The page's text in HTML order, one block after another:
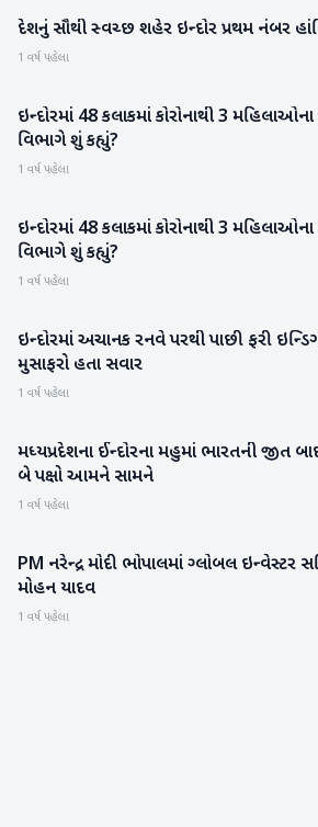
રાષ્ટ્રીય
દેશનું સૌથી સ્‍વચ્‍છ શહેર ઇન્‍દોર પ્રથમ નંબર
1 વર્ષ પહેલા
રાષ્ટ્રીય
ઇન્દોરમાં 48 કલાકમાં કોરોનાથી 3
વિભાગે શું કહ્યું?
1 વર્ષ પહેલા
રાષ્ટ્રીય
ઇન્દોરમાં 48 કલાકમાં કોરોનાથી 3
વિભાગે શું કહ્યું?
1 વર્ષ પહેલા
રાષ્ટ્રીય
ઇન્દોરમાં અચાનક રનવે પરથી પાછી ફરી
મુસાફરો હતા સવાર
1 વર્ષ પહેલા
રાષ્ટ્રીય
મધ્યપ્રદેશના ઈન્દોરના મહુમાં ભારતની જીત
બે પક્ષો આમને સામને
1 વર્ષ પહેલા
રાષ્ટ્રીય
PM નરેન્દ્ર મોદી ભોપાલમાં ગ્લોબલ ઇન્વેસ્ટર
મોહન યાદવ
1 વર્ષ પહેલા